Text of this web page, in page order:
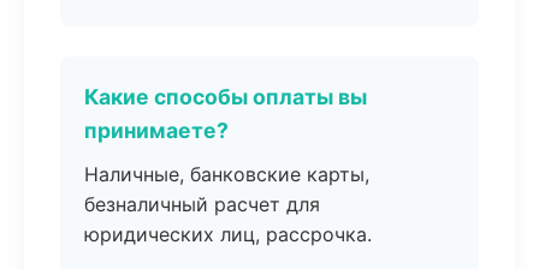
Какие способы оплаты вы
принимаете?
Наличные, банковские карты,
безналичный расчет для
юридических лиц, рассрочка.